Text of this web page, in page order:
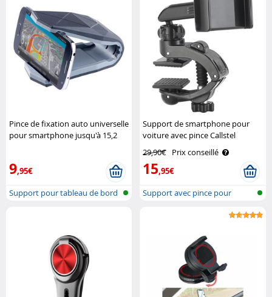
Pince de fixation auto universelle
pour smartphone jusqu'à 15,2
9,95€
Support pour tableau de bord
Support de smartphone pour
voiture avec pince Callstel
29,90€ Prix conseillé
15,95€
Support avec pince pour